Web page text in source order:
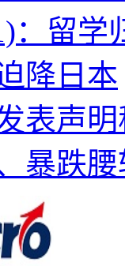
：留学
降日本
表声
暴跌